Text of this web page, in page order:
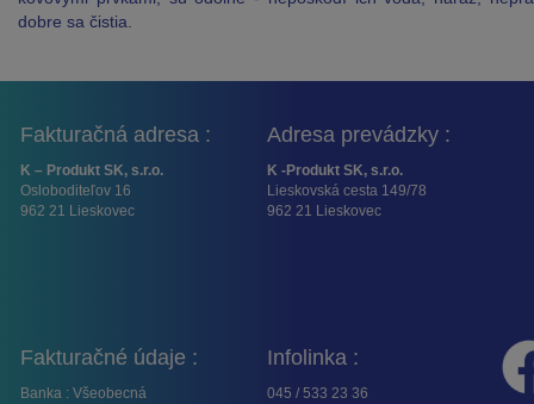
dobre sa čistia.
Fakturačná adresa :
K – Produkt SK, s.r.o.
Osloboditeľov 16
962 21 Lieskovec
Adresa prevádzky :
K -Produkt SK, s.r.o.
Lieskovská cesta 149/78
962 21 Lieskovec
Fakturačné údaje :
Banka : Všeobecná
Infolinka :
045 / 533 23 36